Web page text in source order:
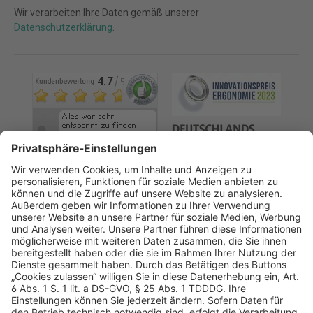
Wir verarbeiten Ihre Daten gemäß unserer
Datenschutzerklärung